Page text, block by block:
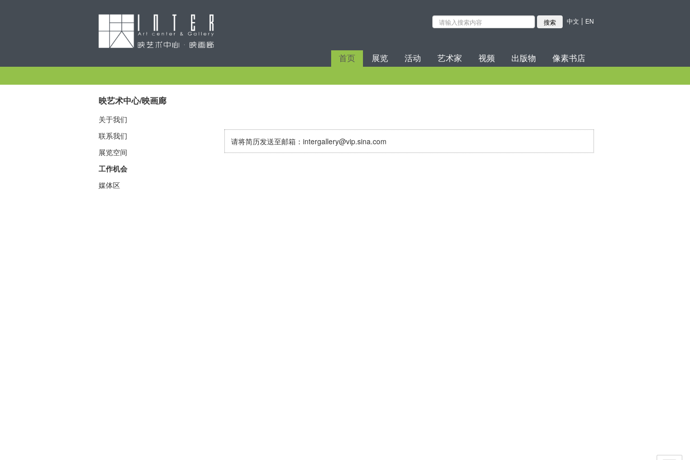
中文 | EN
首页 展览 活动 艺术家 视频 出版物 像素书店
映艺术中心/映画廊
关于我们
联系我们
展览空间
工作机会
媒体区
请将简历发送至邮箱： intergallery@vip.sina.com